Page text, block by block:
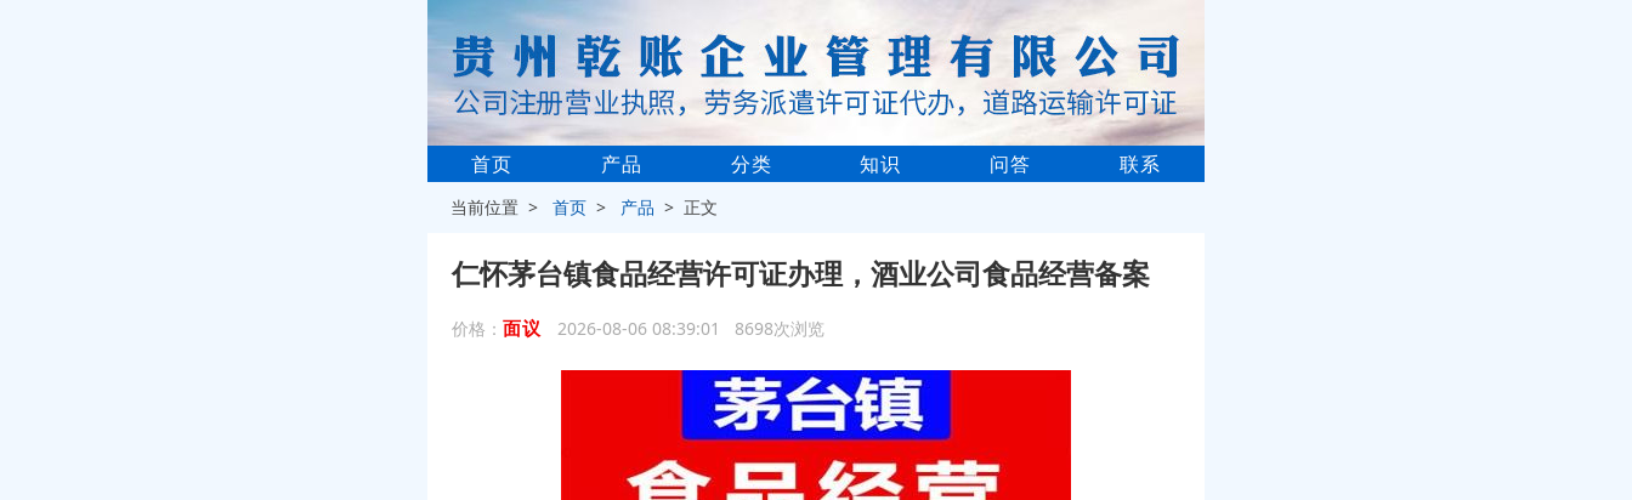
首页 产品 分类 知识 问答 联系
当前位置 >首页 > 产品 > 正文
仁怀茅台镇食品经营许可证办理，酒业公司食品经营备案
价格： 面议 2026-08-06 08:39:01 8698次浏览